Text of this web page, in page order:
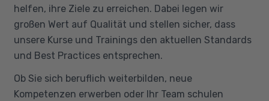
helfen, ihre Ziele zu erreichen. Dabei legen wir
großen Wert auf Qualität und stellen sicher, dass
unsere Kurse und Trainings den aktuellen Standards
und Best Practices entsprechen.
Ob Sie sich beruflich weiterbilden, neue
Kompetenzen erwerben oder Ihr Team schulen